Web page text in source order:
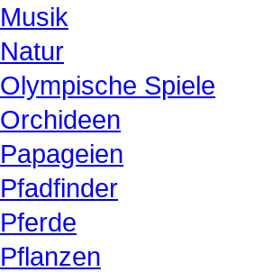
Musik
Natur
Olympische Spiele
Orchideen
Papageien
Pfadfinder
Pferde
Pflanzen